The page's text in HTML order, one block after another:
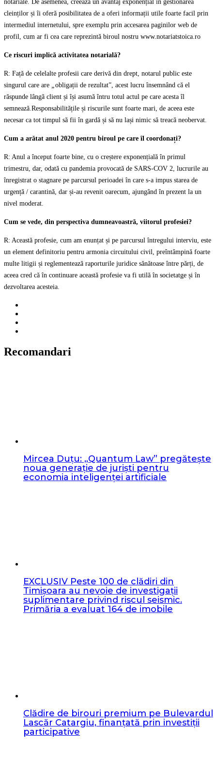
notariale. De asemenea, creează un avantaj exponențial în gestionarea
cleinților și îi oferă posibilitatea de a oferi informații utile foarte facil prin
intermediul internetului, spre exemplu prin accesarea paginilor web de
profil, cum ar fi cea care reprezintă biroul nostru www.notariatstoica.ro
Ce riscuri implică activitatea notarială?
R: Față de celelalte profesii care derivă din drept, notarul public este
singurul care are
obligații de rezultat”, acest lucru însemnând că el
răspunde lângă client și își asumă întru totul actul pe care acesta îl
semnează.Responsabilitățile și riscurile sunt foarte mari, de aceea este
necesar ca tot timpul să fii în gardă și să nu lași nimic să treacă neobervat.
Cum a arătat anul 2020 pentru biroul pe care îl coordonați?
R: Anul a început foarte bine, cu o creștere exponențială în primul
trimestru, dar, odată cu pandemia provocată de SARS-COV 2, lucrurile au
înregistrat o stagnare pe parcursul perioadei în care s-a impus starea de
urgență / carantină, dar și-au revenit oarecum, ajungând în prezent la un
nivel moderat.
Cum se vede, din perspectiva dumneavoastră, viitorul profesiei?
R: Această profesie, cum am enunțat și pe parcursul întregului interviu, este
un element definitoriu pentru armonia circuitului civil, preîntâmpină foarte
multe litigii și reglementează raporturile juridice sănătoase între părți, de
aceea cred că în continuare această profesie va fi utilă în societatge și în
dezvoltarea acesteia.
Recomandari
Mircea Duțu: „Quantum Law” pregătește
noua generație de juriști pentru
economia inteligenței artificiale
EXCLUSIV Peste 100 de clădiri din
Timișoara au nevoie de investigații
suplimentare privind riscul seismic.
Primăria a evaluat 164 de imobile
Clădire de birouri premium pe Bulevardul
Lascăr Catargiu, finanțată prin investiții
participative